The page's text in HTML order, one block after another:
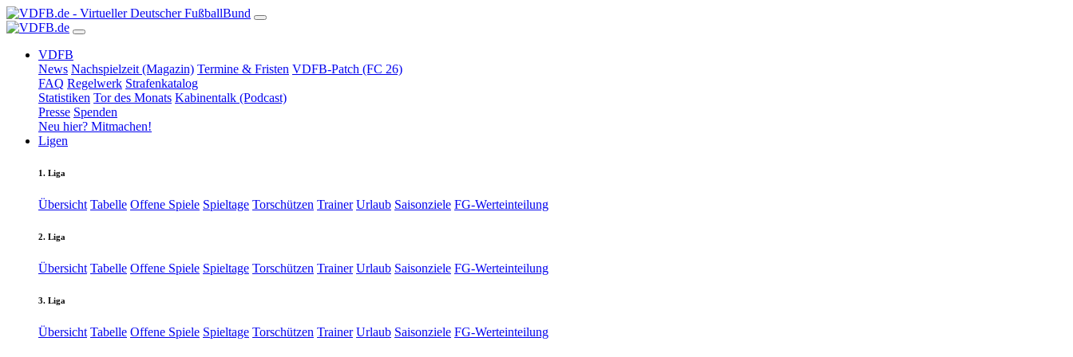
VDFB
News Nachspielzeit (Magazin) Termine & Fristen VDFB-Patch (FC 26)
FAQ Regelwerk Strafenkatalog
Statistiken Tor des Monats Kabinentalk (Podcast)
Presse Spenden
Neu hier? Mitmachen!
Ligen
1. Liga
Übersicht Tabelle Offene Spiele Spieltage Torschützen Trainer Urlaub Saisonziele FG-Werteinteilung
2. Liga
Übersicht Tabelle Offene Spiele Spieltage Torschützen Trainer Urlaub Saisonziele FG-Werteinteilung
3. Liga
Übersicht Tabelle Offene Spiele Spieltage Torschützen Trainer Urlaub Saisonziele FG-Werteinteilung